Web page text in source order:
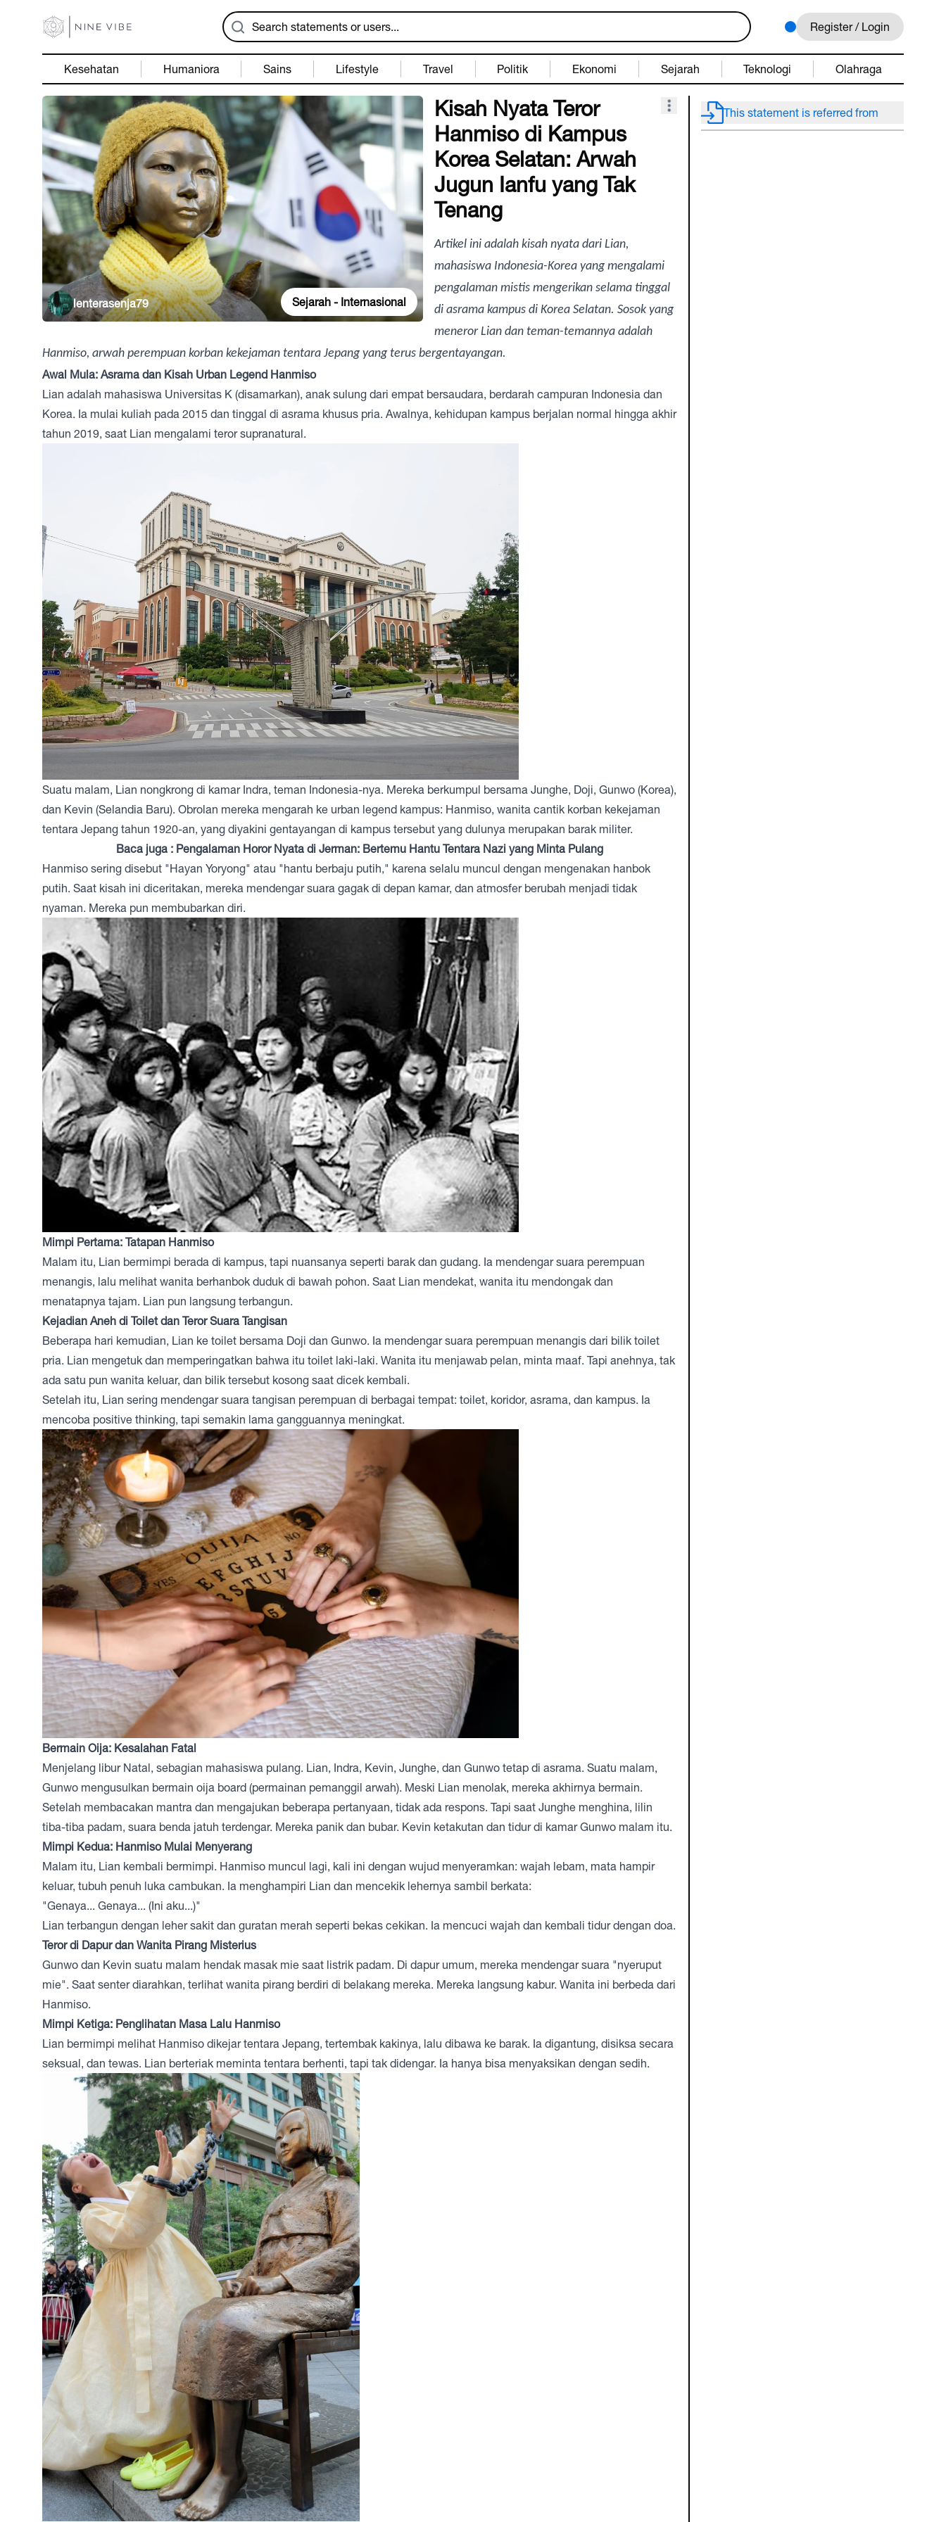
Register / Login
Kesehatan Humaniora Sains Lifestyle Travel Politik Ekonomi Sejarah Teknologi Olahraga
Kisah Nyata Teror
Hanmiso di Kampus
Korea Selatan: Arwah
Jugun Ianfu yang Tak
Tenang
lenterasenja79 Sejarah - Internasional
Artikel ini adalah kisah nyata dari Lian,
mahasiswa Indonesia-Korea yang mengalami
pengalaman mistis mengerikan selama tinggal
di asrama kampus di Korea Selatan. Sosok yang
meneror Lian dan teman-temannya adalah
Hanmiso, arwah perempuan korban kekejaman tentara Jepang yang terus bergentayangan.
Awal Mula: Asrama dan Kisah Urban Legend Hanmiso
Lian adalah mahasiswa Universitas K (disamarkan), anak sulung dari empat bersaudara, berdarah campuran Indonesia dan
Korea. Ia mulai kuliah pada 2015 dan tinggal di asrama khusus pria. Awalnya, kehidupan kampus berjalan normal hingga akhir
tahun 2019, saat Lian mengalami teror supranatural.
Suatu malam, Lian nongkrong di kamar Indra, teman Indonesia-nya. Mereka berkumpul bersama Junghe, Doji, Gunwo (Korea),
dan Kevin (Selandia Baru). Obrolan mereka mengarah ke urban legend kampus: Hanmiso, wanita cantik korban kekejaman
tentara Jepang tahun 1920-an, yang diyakini gentayangan di kampus tersebut yang dulunya merupakan barak militer.
Baca juga : Pengalaman Horor Nyata di Jerman: Bertemu Hantu Tentara Nazi yang Minta Pulang
Hanmiso sering disebut "Hayan Yoryong" atau "hantu berbaju putih," karena selalu muncul dengan mengenakan hanbok
putih. Saat kisah ini diceritakan, mereka mendengar suara gagak di depan kamar, dan atmosfer berubah menjadi tidak
nyaman. Mereka pun membubarkan diri.
Mimpi Pertama: Tatapan Hanmiso
Malam itu, Lian bermimpi berada di kampus, tapi nuansanya seperti barak dan gudang. Ia mendengar suara perempuan
menangis, lalu melihat wanita berhanbok duduk di bawah pohon. Saat Lian mendekat, wanita itu mendongak dan
menatapnya tajam. Lian pun langsung terbangun.
Kejadian Aneh di Toilet dan Teror Suara Tangisan
Beberapa hari kemudian, Lian ke toilet bersama Doji dan Gunwo. Ia mendengar suara perempuan menangis dari bilik toilet
pria. Lian mengetuk dan memperingatkan bahwa itu toilet laki-laki. Wanita itu menjawab pelan, minta maaf. Tapi anehnya, tak
ada satu pun wanita keluar, dan bilik tersebut kosong saat dicek kembali.
Setelah itu, Lian sering mendengar suara tangisan perempuan di berbagai tempat: toilet, koridor, asrama, dan kampus. Ia
mencoba positive thinking, tapi semakin lama gangguannya meningkat.
Bermain Oija: Kesalahan Fatal
Menjelang libur Natal, sebagian mahasiswa pulang. Lian, Indra, Kevin, Junghe, dan Gunwo tetap di asrama. Suatu malam,
Gunwo mengusulkan bermain oija board (permainan pemanggil arwah). Meski Lian menolak, mereka akhirnya bermain.
Setelah membacakan mantra dan mengajukan beberapa pertanyaan, tidak ada respons. Tapi saat Junghe menghina, lilin
tiba-tiba padam, suara benda jatuh terdengar. Mereka panik dan bubar. Kevin ketakutan dan tidur di kamar Gunwo malam itu.
Mimpi Kedua: Hanmiso Mulai Menyerang
Malam itu, Lian kembali bermimpi. Hanmiso muncul lagi, kali ini dengan wujud menyeramkan: wajah lebam, mata hampir
keluar, tubuh penuh luka cambukan. Ia menghampiri Lian dan mencekik lehernya sambil berkata:
"Genaya... Genaya... (Ini aku...)"
Lian terbangun dengan leher sakit dan guratan merah seperti bekas cekikan. Ia mencuci wajah dan kembali tidur dengan doa.
Teror di Dapur dan Wanita Pirang Misterius
Gunwo dan Kevin suatu malam hendak masak mie saat listrik padam. Di dapur umum, mereka mendengar suara "nyeruput
mie". Saat senter diarahkan, terlihat wanita pirang berdiri di belakang mereka. Mereka langsung kabur. Wanita ini berbeda dari
Hanmiso.
Mimpi Ketiga: Penglihatan Masa Lalu Hanmiso
Lian bermimpi melihat Hanmiso dikejar tentara Jepang, tertembak kakinya, lalu dibawa ke barak. Ia digantung, disiksa secara
seksual, dan tewas. Lian berteriak meminta tentara berhenti, tapi tak didengar. Ia hanya bisa menyaksikan dengan sedih.
This statement is referred from